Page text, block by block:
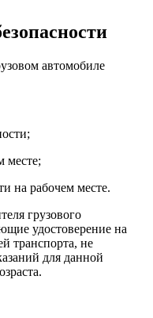
автомобиле
месте;
на рабочем месте.
грузового
удостоверение на
транспорта, не
для данной